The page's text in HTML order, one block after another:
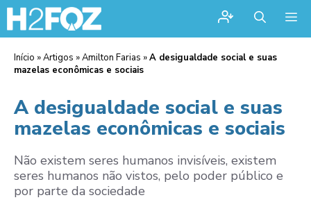
Início »Artigos »Amilton Farias »A desigualdade social e suas
mazelas econômicas e sociais
A desigualdade social e suas
mazelas econômicas e sociais
Não existem seres humanos invisíveis, existem
seres humanos não vistos, pelo poder público e
por parte da sociedade